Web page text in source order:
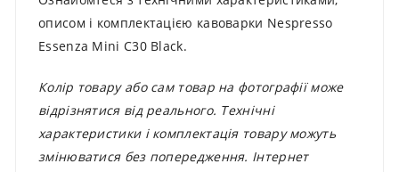
описом і комплектацією кавоварки Nespresso
Essenza Mini C30 Black.
Колір товару або сам товар на фотографії може
відрізнятися від реального. Технічні
характеристики і комплектація товару можуть
змінюватися без попередження. Інтернет